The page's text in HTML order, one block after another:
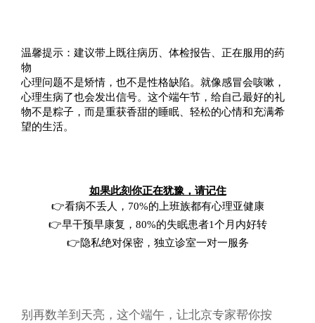
温馨提示：建议带上既往病历、体检报告、正在服用的药
物
心理问题不是矫情，也不是性格缺陷。就像感冒会咳嗽，
心理生病了也会发出信号。这个端午节，给自己最好的礼
物不是粽子，而是重获香甜的睡眠、轻松的心情和充满希
望的生活。
如果此刻你正在犹豫，请记住
👉看病不丢人，70%的上班族都有心理亚健康
👉早干预早康复，80%的失眠患者1个月内好转
👉隐私绝对保密，独立诊室一对一服务
别再数羊到天亮，这个端午，让北京专家帮你按